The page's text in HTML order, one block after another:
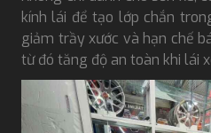
kính lái để tạo lớp chắn
giảm trầy xước và hạn chế
từ đó tăng độ an toàn khi lái